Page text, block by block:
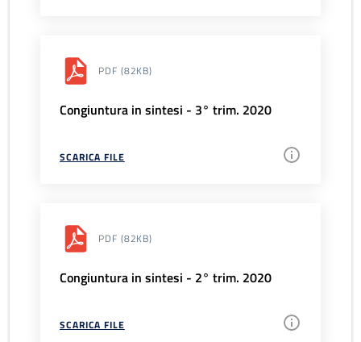
PDF (82KB)
Congiuntura in sintesi - 3° trim. 2020
SCARICA FILE
PDF (82KB)
Congiuntura in sintesi - 2° trim. 2020
SCARICA FILE